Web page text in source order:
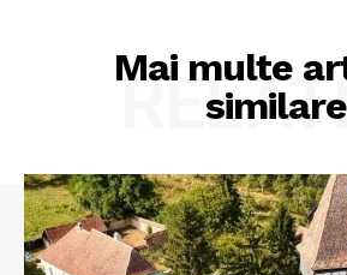
Mai multe
similare